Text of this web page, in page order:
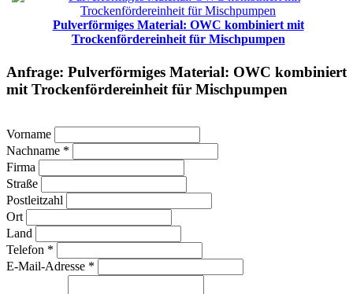
Pulverförmiges Material: OWC kombiniert mit
Trockenfördereinheit für Mischpumpen
Anfrage: Pulverförmiges Material: OWC kombiniert
mit Trockenfördereinheit für Mischpumpen
Vorname
Nachname *
Firma
Straße
Postleitzahl
Ort
Land
Telefon *
E-Mail-Adresse *